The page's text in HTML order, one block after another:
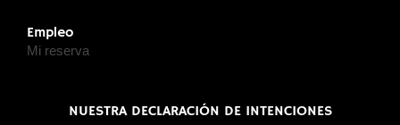
Empleo
Mi reserva
NUESTRA DECLARACIÓN DE INTENCIONES